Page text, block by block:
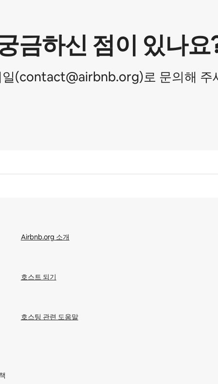
금하신 점이 있나요
(contact@airbnb.org)로 문의해 주
Airbnb.org 소개
호스트 되기
호스팅 관련 도움말